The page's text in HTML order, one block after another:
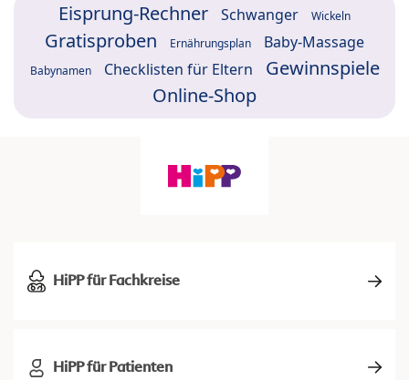
Eisprung-Rechner Schwanger Wickeln
Gratisproben Ernährungsplan Baby-Massage
Babynamen Checklisten für Eltern
Gewinnspiele
Online-Shop
HiPP für Fachkreise
HiPP für Patienten